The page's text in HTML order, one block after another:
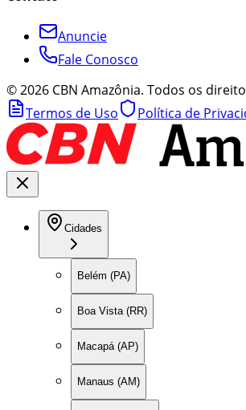
Anuncie
Fale Conosco
©2026 CBN Amazônia. Todos os
Termos de Uso
Política de
Cidades
Belém (PA)
Boa Vista (RR)
Macapá (AP)
Manaus (AM)